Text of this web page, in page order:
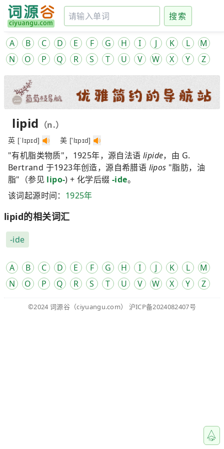
搜索
A B C D E F G H I J K L
M
N
O P Q R S T U V W X Y Z
lipid （n.）
英 [ˈlɪpɪd] 美 ['lɪpɪd]
"有机脂类物质"，1925年，源自法语 lipide，由 G.
Bertrand 于1923年创造，源自希腊语 lipos "脂肪，油
脂"（参见 lipo-) + 化学后缀-ide。
该词起源时间： 1925年
lipid的相关词汇
-ide
A B C D E F G H I J K L
M
N
O P Q R S T U V W X Y Z
©2024 词源谷 （ciyuangu.com） 沪ICP备2024082407号